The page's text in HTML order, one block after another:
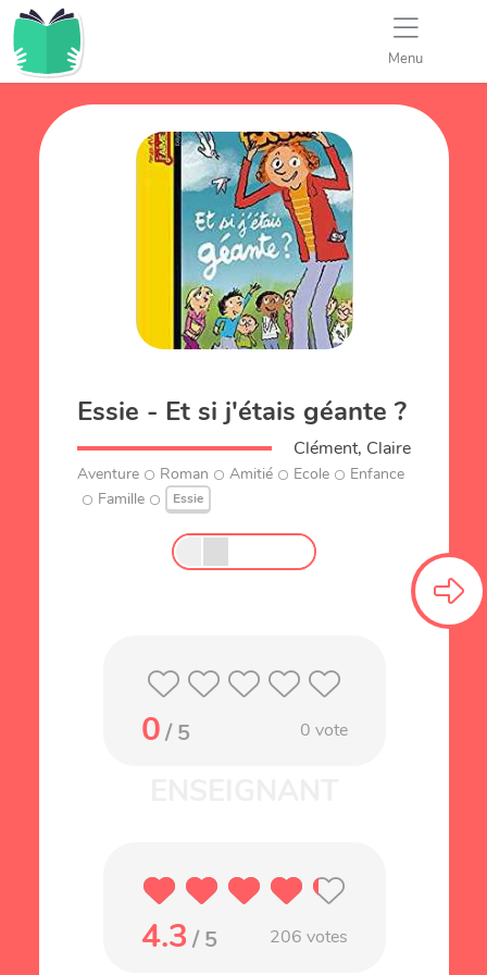
Menu
Essie - Et si j'étais géante ?
Clément, Claire
Aventure Roman Amitié Ecole
Enfance
Famille
Essie
0/ 5 0 vote
4.3 / 5 206 votes